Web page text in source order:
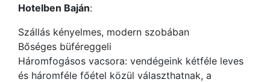
Hotelben Baján:
Szállás kényelmes, modern szobában
Bőséges büféreggeli
Háromfogásos vacsora: vendégeink kétféle leves
és háromféle főétel közül választhatnak, a